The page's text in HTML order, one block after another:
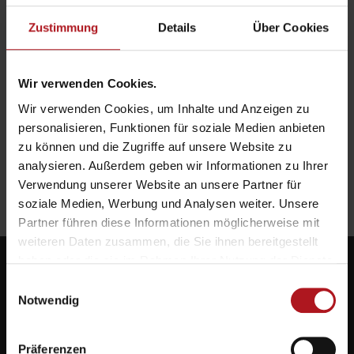
Zustimmung Details Über Cookies
Wir verwenden Cookies.
Wir verwenden Cookies, um Inhalte und Anzeigen zu
personalisieren, Funktionen für soziale Medien anbieten
zu können und die Zugriffe auf unsere Website zu
analysieren. Außerdem geben wir Informationen zu Ihrer
Verwendung unserer Website an unsere Partner für
soziale Medien, Werbung und Analysen weiter. Unsere
Partner führen diese Informationen möglicherweise mit
weiteren Daten zusammen, die Sie ihnen bereitgestellt
Notwendig
Präferenzen